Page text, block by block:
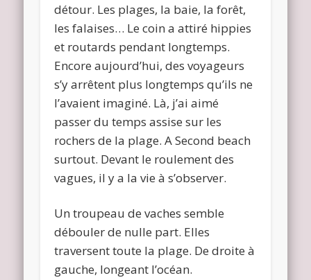
détour. Les plages, la baie, la forêt,
les falaises… Le coin a attiré hippies
et routards pendant longtemps.
Encore aujourd’hui, des voyageurs
s’y arrêtent plus longtemps qu’ils ne
l’avaient imaginé. Là, j’ai aimé
passer du temps assise sur les
rochers de la plage. A Second beach
surtout. Devant le roulement des
vagues, il y a la vie à s’observer.
Un troupeau de vaches semble
débouler de nulle part. Elles
traversent toute la plage. De droite à
gauche, longeant l’océan.